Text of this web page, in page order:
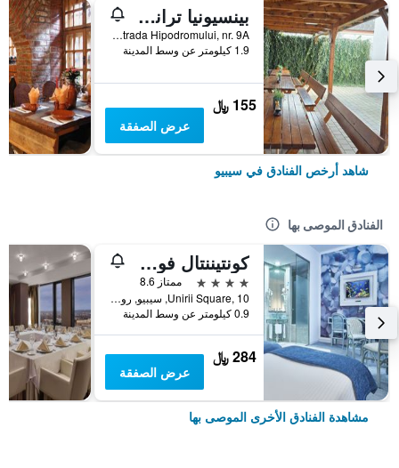
بينسيونيا ترانسيلفانيا
Strada Hipodromului, nr. 9A, سيبيو, رومانيا
1.9 كيلومتر عن وسط المدينة
155 ﷼
عرض الصفقة
شاهد أرخص الفنادق في سيبيو
الفنادق الموصى بها
كونتيننتال فورم سيبيو
4 نجوم
ممتاز 8.6
Unirii Square, 10, سيبيو, رومانيا
0.9 كيلومتر عن وسط المدينة
284 ﷼
عرض الصفقة
مشاهدة الفنادق الأخرى الموصى بها